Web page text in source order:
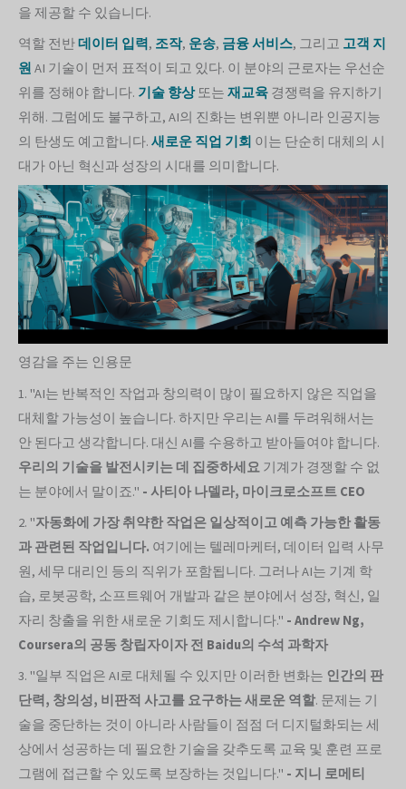
을 제공할 수 있습니다.
역할 전반데이터 입력, 조작, 운송, 금융 서비스, 그리고 고객 지
원 AI 기술이 먼저 표적이 되고 있다. 이 분야의 근로자는 우선순
위를 정해야 합니다. 기술 향상또는 재교육 경쟁력을 유지하기
위해. 그럼에도 불구하고, AI의 진화는 변위뿐 아니라 인공지능
의 탄생도 예고합니다. 새로운 직업 기회 이는 단순히 대체의 시
대가 아닌 혁신과 성장의 시대를 의미합니다.
영감을 주는 인용문
1. "AI는 반복적인 작업과 창의력이 많이 필요하지 않은 직업을
대체할 가능성이 높습니다. 하지만 우리는 AI를 두려워해서는
안 된다고 생각합니다. 대신 AI를 수용하고 받아들여야 합니다.
우리의 기술을 발전시키는 데 집중하세요 기계가 경쟁할 수 없
는 분야에서 말이죠." - 사티아 나델라, 마이크로소프트 CEO
2. "자동화에 가장 취약한 작업은 일상적이고 예측 가능한 활동
과 관련된 작업입니다. 여기에는 텔레마케터, 데이터 입력 사무
원, 세무 대리인 등의 직위가 포함됩니다. 그러나 AI는 기계 학
습, 로봇공학, 소프트웨어 개발과 같은 분야에서 성장, 혁신, 일
자리 창출을 위한 새로운 기회도 제시합니다." - Andrew Ng,
Coursera의 공동 창립자이자 전 Baidu의 수석 과학자
3. "일부 직업은 AI로 대체될 수 있지만 이러한 변화는 인간의 판
단력, 창의성, 비판적 사고를 요구하는 새로운 역할. 문제는 기
술을 중단하는 것이 아니라 사람들이 점점 더 디지털화되는 세
상에서 성공하는 데 필요한 기술을 갖추도록 교육 및 훈련 프로
그램에 접근할 수 있도록 보장하는 것입니다." - 지니 로메티